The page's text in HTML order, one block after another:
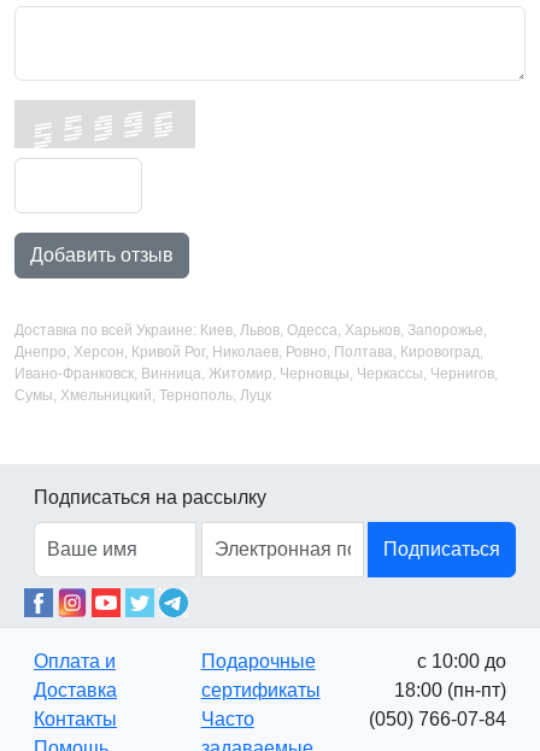
Добавить отзыв
Доставка по всей Украине: Киев, Львов, Одесса, Харьков, Запорожье,
Днепро, Херсон, Кривой Рог, Николаев, Ровно, Полтава, Кировоград,
Ивано-Франковск, Винница, Житомир, Черновцы, Черкассы, Чернигов,
Сумы, Хмельницкий, Тернополь, Луцк
Подписаться на рассылку
Подписаться
Оплата и
Доставка
Контакты
Подарочные
сертификаты
Часто
с 10:00 до
18:00 (пн-пт)
(050) 766-07-84